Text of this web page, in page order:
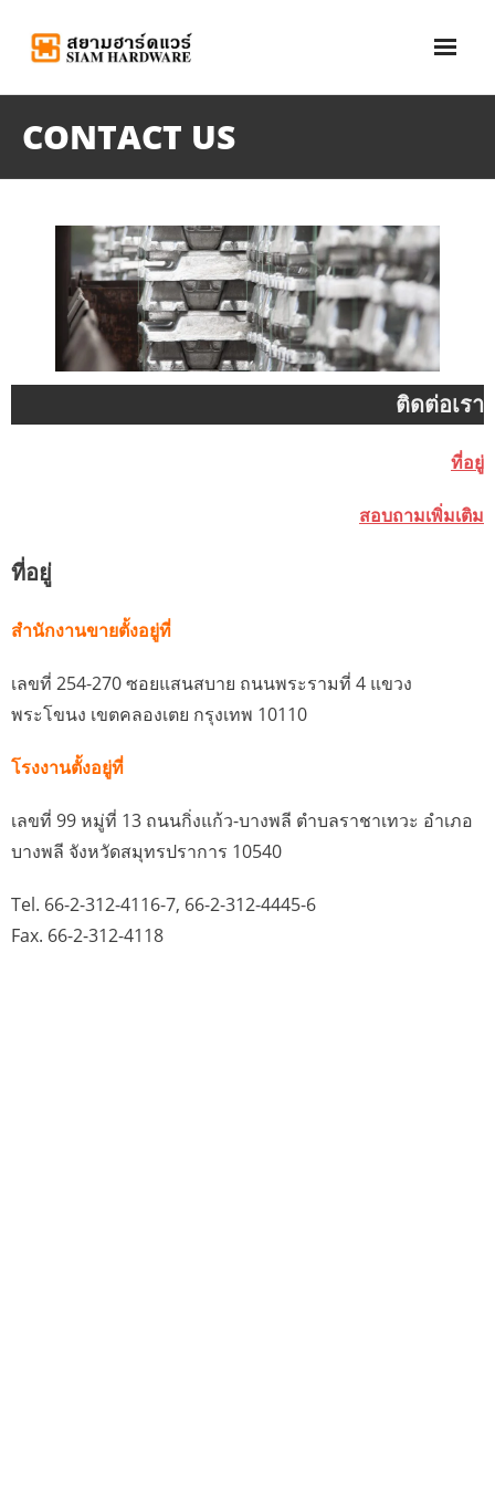
content
News
Contact Us
CONTACT US
ติดต่อเรา
ที่อยู่
สอบถามเพิ่มเติม
ที่อยู่
สำนักงานขายตั้งอยู่ที่
เลขที่ 254-270 ซอยแสนสบาย ถนนพระรามที่ 4 แขวง
พระโขนง เขตคลองเตย กรุงเทพ 10110
โรงงานตั้งอยู่ที่
เลขที่ 99 หมู่ที่ 13 ถนนกิ่งแก้ว-บางพลี ตำบลราชาเทวะ อำเภอ
บางพลี จังหวัดสมุทรปราการ 10540
Tel. 66-2-312-4116-7, 66-2-312-4445-6
Fax. 66-2-312-4118